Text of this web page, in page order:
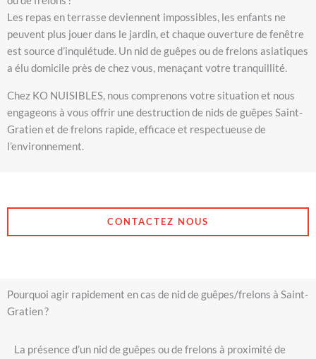
Les repas en terrasse deviennent impossibles, les enfants ne
peuvent plus jouer dans le jardin, et chaque ouverture de fenêtre
est source d’inquiétude. Un nid de guêpes ou de frelons asiatiques
a élu domicile près de chez vous, menaçant votre tranquillité.
Chez KO NUISIBLES, nous comprenons votre situation et nous
engageons à vous offrir une destruction de nids de guêpes Saint-
Gratien et de frelons rapide, efficace et respectueuse de
l’environnement.
CONTACTEZ NOUS
Pourquoi agir rapidement en cas de nid de guêpes/frelons à Saint-
Gratien ?
La présence d’un nid de guêpes ou de frelons à proximité de